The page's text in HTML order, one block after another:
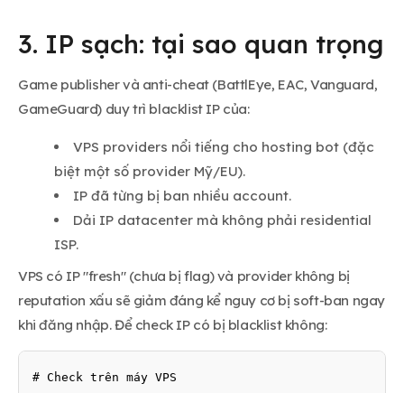
3. IP sạch: tại sao quan trọng
Game publisher và anti-cheat (BattlEye, EAC, Vanguard,
GameGuard) duy trì blacklist IP của:
VPS providers nổi tiếng cho hosting bot (đặc
biệt một số provider Mỹ/EU).
IP đã từng bị ban nhiều account.
Dải IP datacenter mà không phải residential
ISP.
VPS có IP "fresh" (chưa bị flag) và provider không bị
reputation xấu sẽ giảm đáng kể nguy cơ bị soft-ban ngay
khi đăng nhập. Để check IP có bị blacklist không:
# Check trên máy VPS